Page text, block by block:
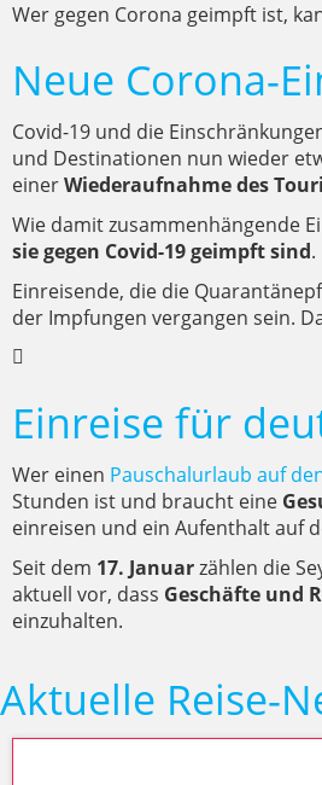
Wer gegen Corona geimpft ist,
Neue Corona-
Covid-19 und die
und Destinationen nun wieder
einerWiederaufnahme des
Wie damit zusammenhängende
sie gegen Covid-19 geimpft sind.
Einreisende, die die
der Impfungen vergangen sein.
Einreise für
Wer einen Pauschalurlaub auf
Stunden ist und braucht eine
einreisen und ein Aufenthalt auf
Seit dem 17. Januarzählen die
aktuell vor, dass Geschäfte und
einzuhalten.
Aktuelle Reise-